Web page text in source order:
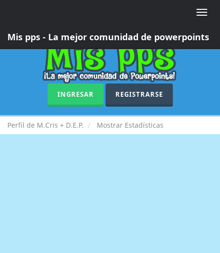
Toggle
Mis pps - La mejor comunidad de powerpoints
INGRESAR REGISTRARSE
Perfil de M.Cris + D.E.P. Mostrar Estadísticas